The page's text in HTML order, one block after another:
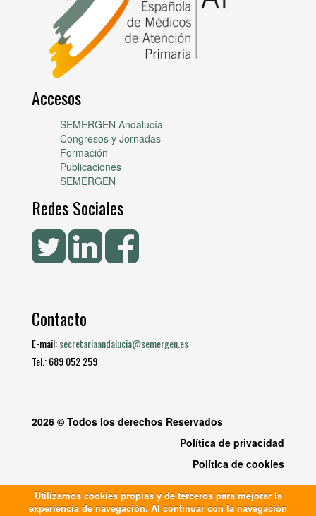
Accesos
SEMERGEN Andalucía
Congresos y Jornadas
Formación
Publicaciones
SEMERGEN
Redes Sociales
Contacto
E-mail:secretariaandalucia@semergen.es
Tel.: 689 052 259
2026 © Todos los derechos Reservados
Política de privacidad
Política de cookies
Utilizamos cookies propias y de terceros para mejorar la
experiencia de navegación. Al continuar con la navegación